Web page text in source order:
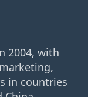
2004, with
in countries